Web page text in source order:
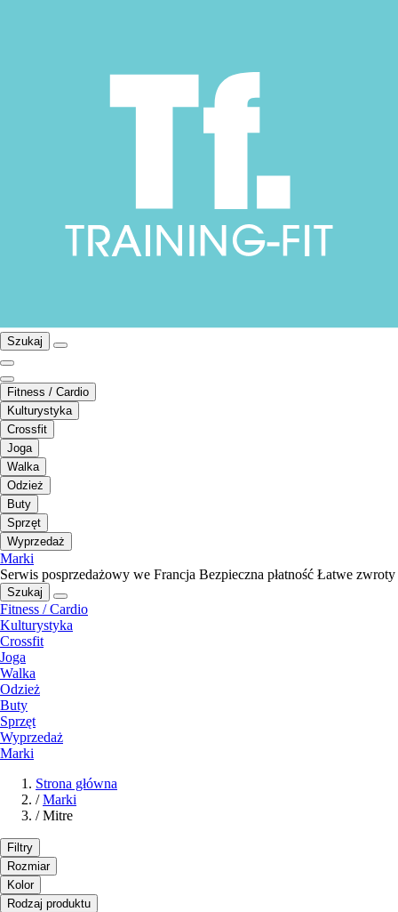
Szukaj
Fitness / Cardio
Kulturystyka
Crossfit
Joga
Walka
Odzież
Buty
Sprzęt
Wyprzedaż
Marki
Serwis posprzedażowy we Francja Bezpieczna płatność Łatwe zwroty
Szukaj
Fitness / Cardio
Kulturystyka
Crossfit
Joga
Walka
Odzież
Buty
Sprzęt
Wyprzedaż
Marki
Strona główna
/ Marki
/ Mitre
Filtry
Rozmiar
Kolor
Rodzaj produktu